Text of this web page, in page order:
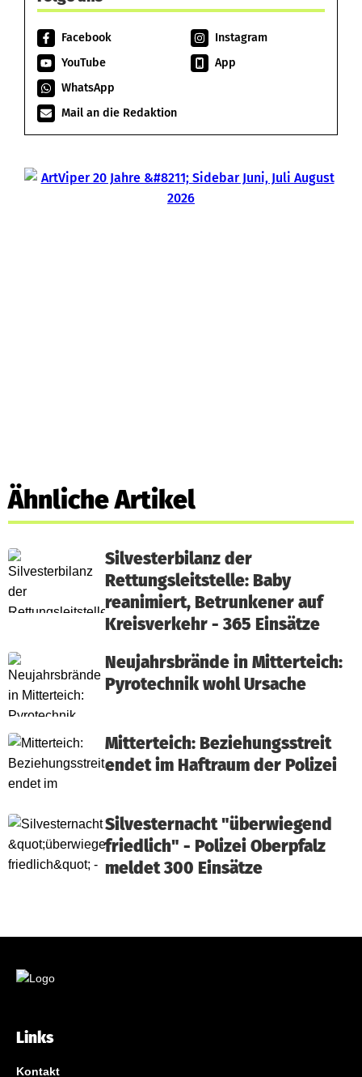
Facebook
Instagram
YouTube
App
WhatsApp
Mail an die Redaktion
Ähnliche Artikel
Silvesterbilanz der
Rettungsleitstelle: Baby
reanimiert, Betrunkener auf
Kreisverkehr - 365 Einsätze
Neujahrsbrände in Mitterteich:
Pyrotechnik wohl Ursache
Mitterteich: Beziehungsstreit
endet im Haftraum der Polizei
Silvesternacht "überwiegend
friedlich" - Polizei Oberpfalz
meldet 300 Einsätze
Links
Kontakt